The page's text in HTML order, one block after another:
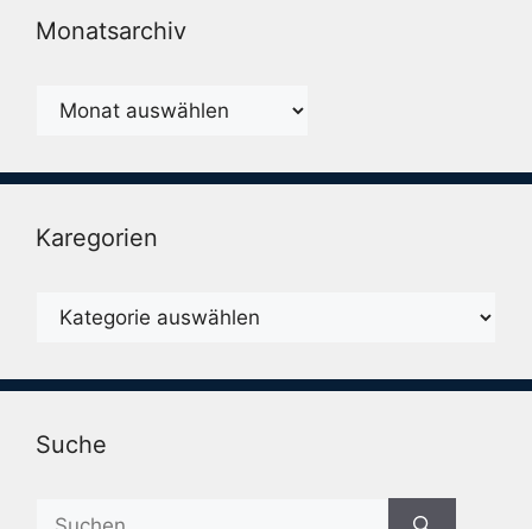
Monatsarchiv
Monatsarchiv
Karegorien
Karegorien
Suche